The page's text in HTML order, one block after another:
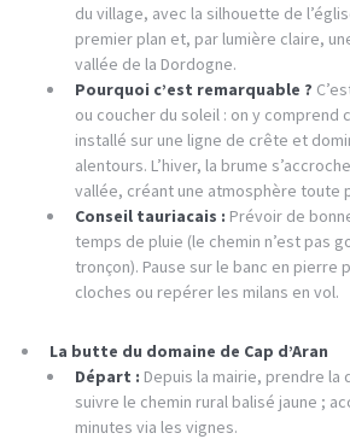
du village, avec la silhouette de
premier plan et, par lumière claire,
vallée de la Dordogne.
Pourquoi c’est remarquable ?
ou coucher du soleil : on y comprend
installé sur une ligne de crête et
alentours. L’hiver, la brume
vallée, créant une atmosphère toute
Conseil tauriacais : Prévoir de
temps de pluie (le chemin n’est pas
tronçon). Pause sur le banc en pierre
cloches ou repérer les milans en vol.
La butte du domaine de Cap d’Aran
Départ : Depuis la mairie, prendre la
suivre le chemin rural balisé jaune ;
minutes via les vignes.